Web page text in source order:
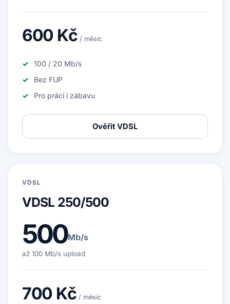
600 Kč / měsíc
100 / 20 Mb/s
Bez FUP
Pro práci i zábavu
Ověřit VDSL
VDSL
VDSL 250/500
500Mb/s
až 100 Mb/s upload
700 Kč / měsíc